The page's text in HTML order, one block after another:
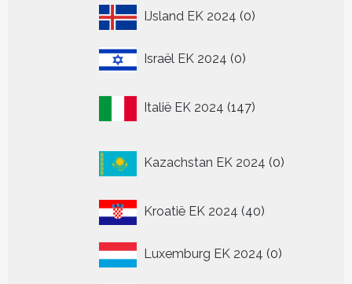
IJsland EK 2024 00
Israël EK 2024 00
Italië EK 2024 147
producten
Kazachstan EK 2024 0
producten
Kroatië EK 2024 4040
Luxemburg EK 2024 00